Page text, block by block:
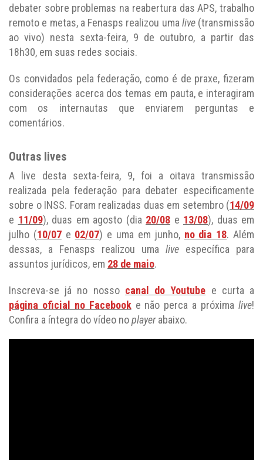
debater sobre problemas na reabertura das APS, trabalho
remoto e metas, a Fenasps realizou uma live(transmissão
ao vivo) nesta sexta-feira, 9 de outubro, a partir das
18h30, em suas redes sociais.
Os convidados pela federação, como é de praxe, fizeram
considerações acerca dos temas em pauta, e interagiram
com os internautas que enviarem perguntas e
comentários.
Outras lives
A live desta sexta-feira, 9, foi a oitava transmissão
realizada pela federação para debater especificamente
sobre o INSS. Foram realizadas duas em setembro (14/09
e 11/09), duas em agosto (dia 20/08 e 13/08), duas em
julho (10/07e 02/07) e uma em junho, no dia 18. Além
dessas, a Fenasps realizou uma live específica para
assuntos jurídicos, em 28 de maio.
Inscreva-se já no nosso canal do Youtube e curta a
página oficial no Facebooke não perca a próximalive!
Confira a íntegra do vídeo noplayerabaixo.